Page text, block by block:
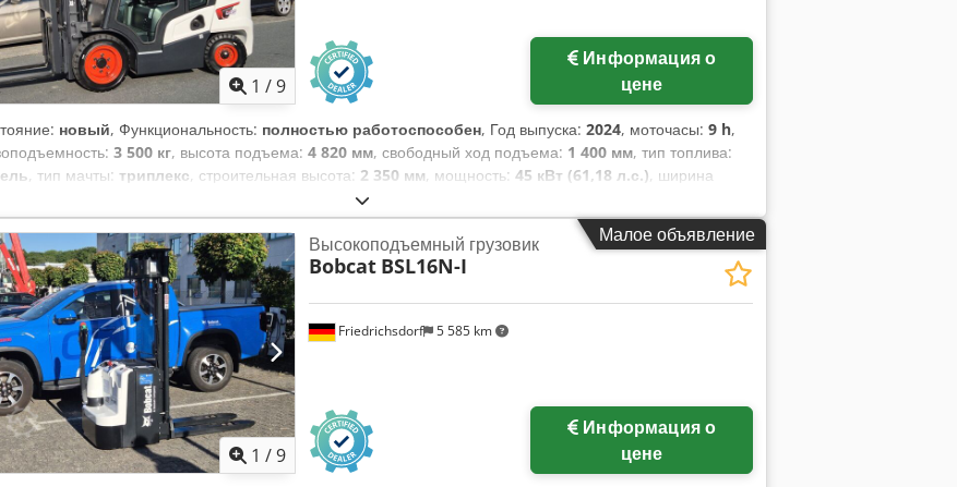
1 /9
цене
новый, Функциональность: полностью работоспособен, Год выпуска: 2024, моточасы: 9 h,
3 500 кг, высота подъема: 4 820 мм, свободный ход подъема: 1 400 мм, тип топлива:
, тип мачты: триплекс, строительная высота: 2 350 мм, мощность: 45 кВт (61,18 л.с.), ширина
, собственный вес:
Diesel, строительная ширина:1 290 мм, Дизельный автопогрузчик Грузовой центр: 500 ISO-класс:
3 (2.500 - 4.999 кг) Тип мачты: Триплекс Коробка передач: Гидротрансформатор Класс скорости: 20
Новое Техническое состояние: Новое Передние шины тип: суперэластик Передние шины
28-9 x15 Состояние передних шин: 80 - 100% Dkodjy U R Dcjpfx Abzer Задние шины тип:
Задние шины размер: 6.50x10 Состояние задних шин: 80 - 100% Боковой сдвиг, 3-й клапан,
задний рабочий прожектор, передний рабочий прожектор, защитная решетка груза, полная
полный свободный подъем, CE сертификат, внутреннее зеркало, наружное зеркало, сигнальная
лампа, стеклоочиститель,
Малое объявление
1 /9
Friedrichsdorf 5 585 km
Высокоподъемный грузовик
Bobcat BSL16N-I
цене